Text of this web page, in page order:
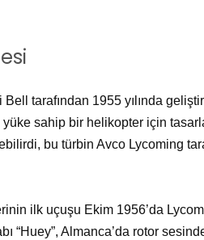
tarafından 1955 yılında
yüke sahip bir helikopter için
bu türbin Avco Lycoming
ilk uçuşu Ekim 1956’da
“Huey”, Almanca’da rotor